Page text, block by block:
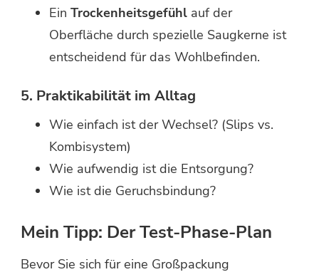
Ein Trockenheitsgefühl auf der
Oberfläche durch spezielle Saugkerne ist
entscheidend für das Wohlbefinden.
5. Praktikabilität im Alltag
Wie einfach ist der Wechsel? (Slips vs.
Kombisystem)
Wie aufwendig ist die Entsorgung?
Wie ist die Geruchsbindung?
Mein Tipp: Der Test-Phase-Plan
Bevor Sie sich für eine Großpackung